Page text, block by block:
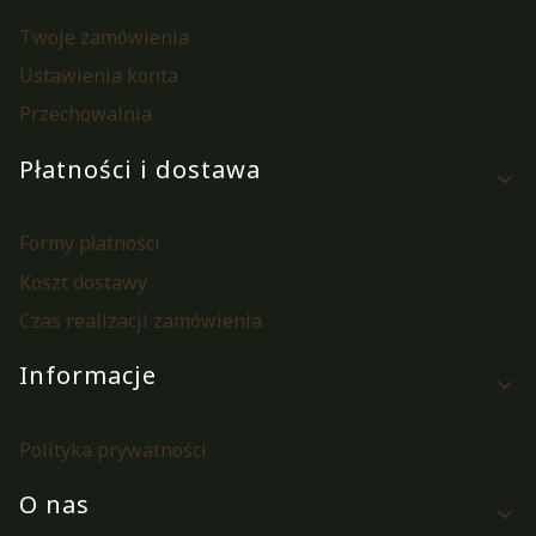
Twoje zamówienia
Ustawienia konta
Przechowalnia
Płatności i dostawa
Formy płatności
Koszt dostawy
Czas realizacji zamówienia
Informacje
Polityka prywatności
O nas